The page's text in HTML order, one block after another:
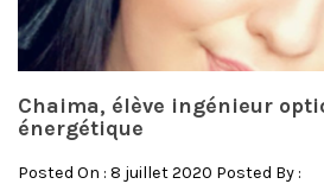
Chaima, élève ingénieur
énergétique
Posted On : 8 juillet 2020 Posted By :